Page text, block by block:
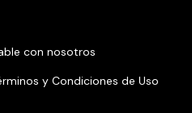
con nosotros
y Condiciones de Uso